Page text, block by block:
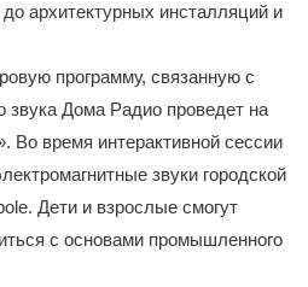
архитектурных инсталляций и
программу, связанную с
звука Дома Радио проведет на
Во время интерактивной сессии
звуки городской
Дети и взрослые смогут
с основами промышленного